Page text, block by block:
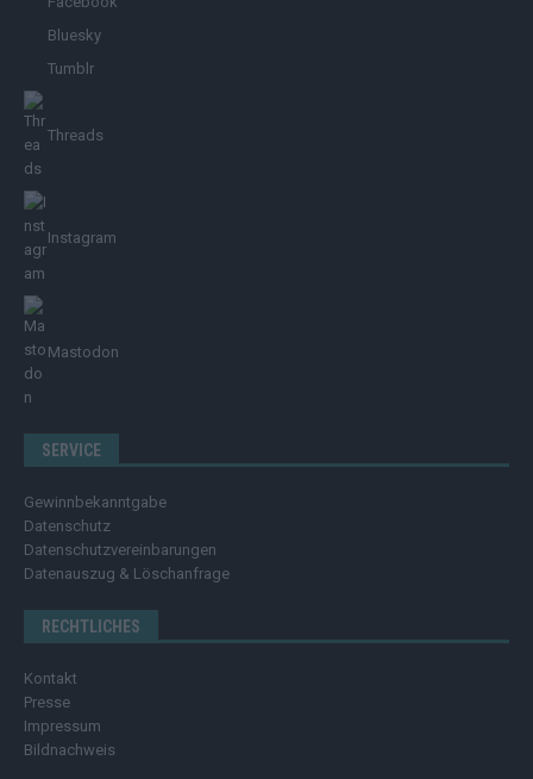
Bluesky
Tumblr
Threads
Instagram
Mastodon
SERVICE
Gewinnbekanntgabe
Datenschutz
Datenschutzvereinbarungen
Datenauszug & Löschanfrage
RECHTLICHES
Kontakt
Presse
Impressum
Bildnachweis